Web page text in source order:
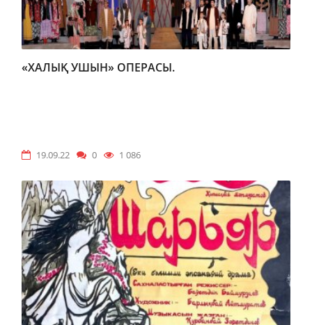
«ХАЛЫҚ УШЫН» ОПЕРАСЫ.
19.09.22 0 1 086